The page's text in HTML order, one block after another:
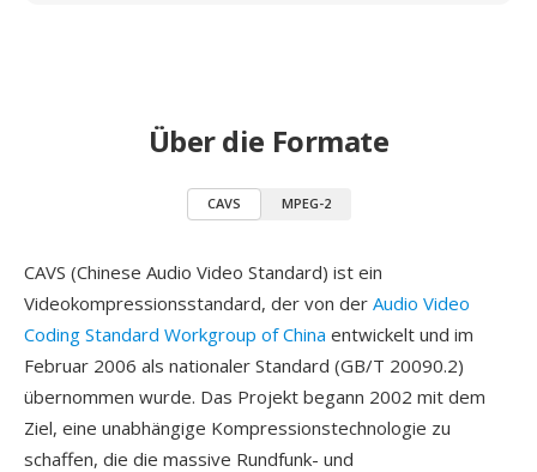
Über die Formate
CAVS MPEG-2
CAVS (Chinese Audio Video Standard) ist ein
Videokompressionsstandard, der von der Audio Video
Coding Standard Workgroup of China entwickelt und im
Februar 2006 als nationaler Standard (GB/T 20090.2)
übernommen wurde. Das Projekt begann 2002 mit dem
Ziel, eine unabhängige Kompressionstechnologie zu
schaffen, die die massive Rundfunk- und